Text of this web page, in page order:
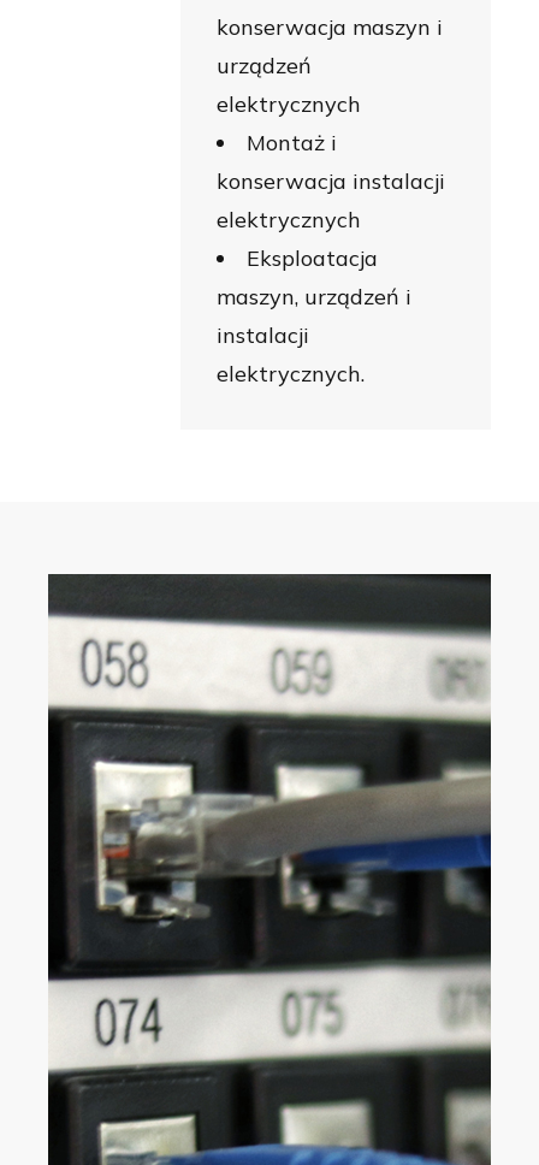
konserwacja maszyn i
urządzeń
elektrycznych
Montaż i
konserwacja instalacji
elektrycznych
Eksploatacja
maszyn, urządzeń i
instalacji
elektrycznych.